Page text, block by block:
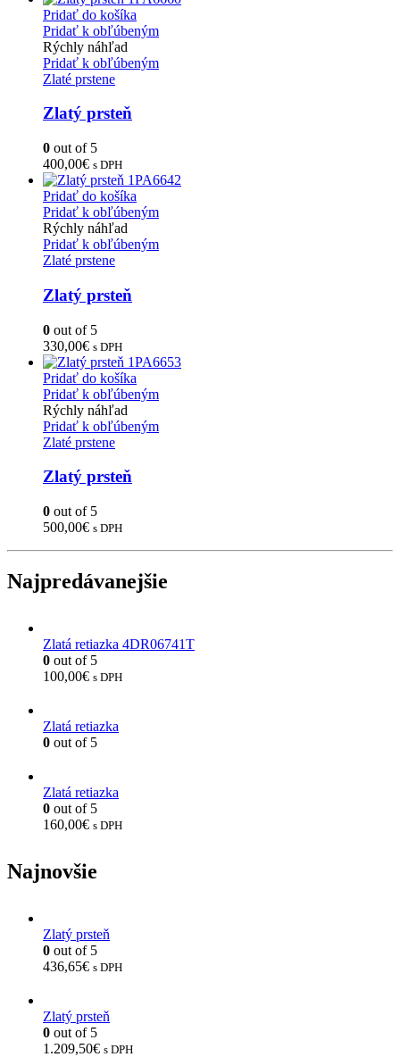
Pridať do košíka
Pridať k obľúbeným
Rýchly náhľad
Pridať k obľúbeným
Zlaté prstene
Zlatý prsteň
0 out of 5
400,00€ s DPH
Pridať do košíka
Pridať k obľúbeným
Rýchly náhľad
Pridať k obľúbeným
Zlaté prstene
Zlatý prsteň
0 out of 5
330,00€ s DPH
Pridať do košíka
Pridať k obľúbeným
Rýchly náhľad
Pridať k obľúbeným
Zlaté prstene
Zlatý prsteň
0 out of 5
500,00€ s DPH
Najpredávanejšie
Zlatá retiazka 4DR06741T
0 out of 5
100,00€ s DPH
Zlatá retiazka
0 out of 5
Zlatá retiazka
0 out of 5
160,00€ s DPH
Najnovšie
Zlatý prsteň
0 out of 5
436,65€ s DPH
Zlatý prsteň
0 out of 5
1.209,50€ s DPH